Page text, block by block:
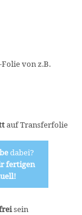
Folie von z.B.
auf Transferfolie
dabei?
fertigen
sein